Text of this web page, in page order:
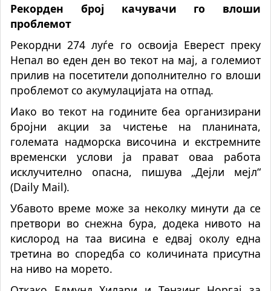
Рекорден број качувачи го влоши
проблемот
Рекордни 274 луѓе го освоија Еверест преку
Непал во еден ден во текот на мај, а големиот
прилив на посетители дополнително го влоши
проблемот со акумулацијата на отпад.
Иако во текот на годините беа организирани
бројни акции за чистење на планината,
големата надморска височина и екстремните
временски услови ја прават оваа работа
исклучително опасна, пишува „Дејли мејл“
(Daily Mail).
Убавото време може за неколку минути да се
претвори во снежна бура, додека нивото на
кислород на таа висина е едвај околу една
третина во споредба со количината присутна
на ниво на морето.